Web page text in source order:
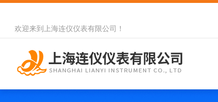
欢迎来到 上海连仪仪表有限公司 ！